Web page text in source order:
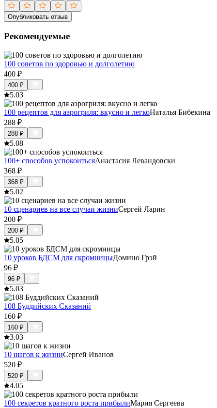
Опубликовать отзыв
Рекомендуемые
100 советов по здоровью и долголетию
400 ₽
400 ₽
5.03
100 рецептов для аэрогриля: вкусно и легкоНаталья Бибекина
288 ₽
288 ₽
5.08
100+ способов успокоитьсяАнастасия Левандовски
368 ₽
368 ₽
5.02
10 сценариев на все случаи жизниСергей Ларин
200 ₽
200 ₽
5.05
10 уроков БДСМ для скромницыДомино Грэй
96 ₽
96 ₽
5.03
108 Буддийских Сказаний
160 ₽
160 ₽
3.03
10 шагов к жизниСергей Иванов
520 ₽
520 ₽
4.05
100 секретов кратного роста прибылиМария Сергеева